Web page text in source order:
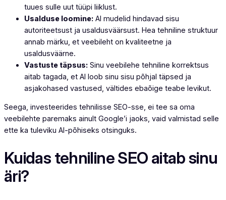
tuues sulle uut tüüpi liiklust.
Usalduse loomine: AI mudelid hindavad sisu
autoriteetsust ja usaldusväärsust. Hea tehniline struktuur
annab märku, et veebileht on kvaliteetne ja
usaldusväärne.
Vastuste täpsus: Sinu veebilehe tehniline korrektsus
aitab tagada, et AI loob sinu sisu põhjal täpsed ja
asjakohased vastused, vältides ebaõige teabe levikut.
Seega, investeerides tehnilisse SEO-sse, ei tee sa oma
veebilehte paremaks ainult Google’i jaoks, vaid valmistad selle
ette ka tuleviku AI-põhiseks otsinguks.
Kuidas tehniline SEO aitab sinu
äri?